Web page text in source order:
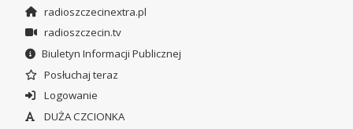
radioszczecinextra.pl
radioszczecin.tv
Biuletyn Informacji Publicznej
Posłuchaj teraz
Logowanie
DUŻA CZCIONKA